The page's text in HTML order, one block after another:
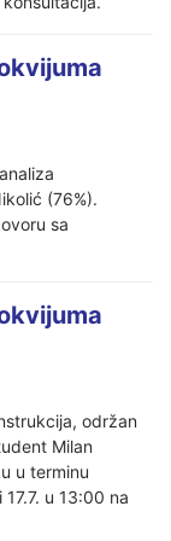
(76%).
sa
održan
Milan
u terminu
u 13:00 na